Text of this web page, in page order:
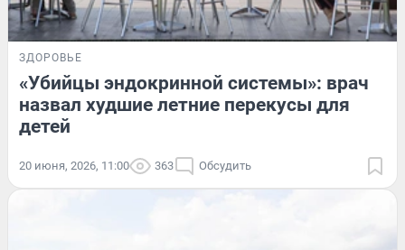
ЗДОРОВЬЕ
«Убийцы эндокринной системы»: врач
назвал худшие летние перекусы для
детей
20 июня, 2026, 11:00 363 Обсудить